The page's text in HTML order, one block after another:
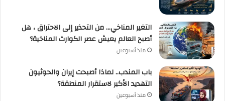
التغير المناخي… من التحذير إلى الاحتراق ، هل
أصبح العالم يعيش عصر الكوارث المناخية؟
منذ أسبوعين
باب المندب.. لماذا أصبحت إيران والحوثيون
التهديد الأكبر لاستقرار المنطقة؟
منذ أسبوعين